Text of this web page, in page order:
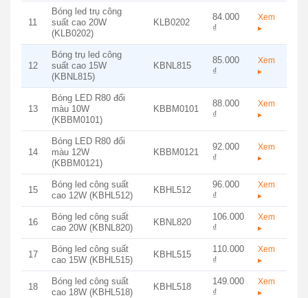
11
Bóng led trụ công
suất cao 20W
(KLB0202)
KLB0202
84.000
₫
Xem
▸
12
Bóng trụ led công
suất cao 15W
(KBNL815)
KBNL815
85.000
₫
Xem
▸
13
Bóng LED R80 đổi
màu 10W
(KBBM0101)
KBBM0101
88.000
₫
Xem
▸
14
Bóng LED R80 đổi
màu 12W
(KBBM0121)
KBBM0121
92.000
₫
Xem
▸
15
Bóng led công suất
cao 12W (KBHL512)
KBHL512
96.000
₫
Xem
▸
16
Bóng led công suất
cao 20W (KBNL820)
KBNL820
106.000
₫
Xem
▸
17
Bóng led công suất
cao 15W (KBHL515)
KBHL515
110.000
₫
Xem
▸
18
Bóng led công suất
cao 18W (KBHL518)
KBHL518
149.000
₫
Xem
▸